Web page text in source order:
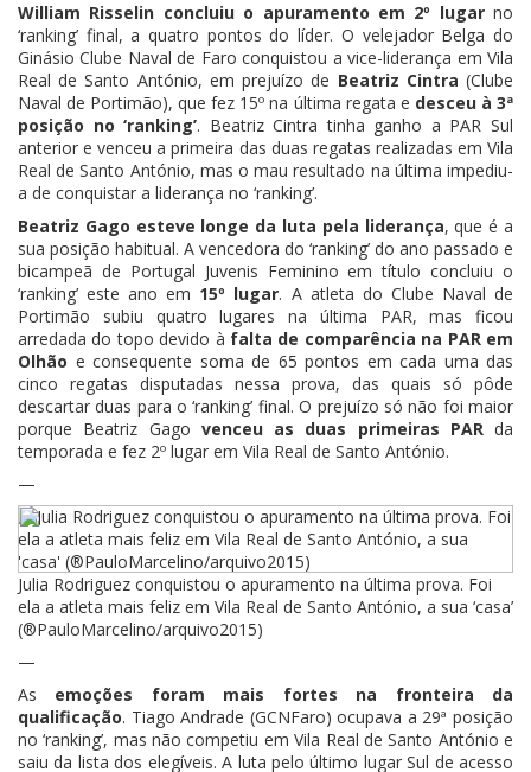
William Risselin concluiu o apuramento em 2º lugarno
‘ranking’ final, a quatro pontos do líder. O velejador Belga do
Ginásio Clube Naval de Faro conquistou a vice-liderança em Vila
Real de Santo António, em prejuízo de Beatriz Cintra (Clube
Naval de Portimão), que fez 15º na última regata e desceu à 3ª
posição no ‘ranking’. Beatriz Cintra tinha ganho a PAR Sul
anterior e venceu a primeira das duas regatas realizadas em Vila
Real de Santo António, mas o mau resultado na última impediu-
a de conquistar a liderança no ‘ranking’.
Beatriz Gago esteve longe da luta pela liderança, que é a
sua posição habitual. A vencedora do ‘ranking’ do ano passado e
bicampeã de Portugal Juvenis Feminino em título concluiu o
‘ranking’ este ano em 15º lugar. A atleta do Clube Naval de
Portimão subiu quatro lugares na última PAR, mas ficou
arredada do topo devido à falta de comparência na PAR em
Olhão e consequente soma de 65 pontos em cada uma das
cinco regatas disputadas nessa prova, das quais só pôde
descartar duas para o ‘ranking’ final. O prejuízo só não foi maior
porque Beatriz Gago venceu as duas primeiras PARda
temporada e fez 2º lugar em Vila Real de Santo António.
—
Julia Rodriguez conquistou o apuramento na última prova. Foi
ela a atleta mais feliz em Vila Real de Santo António, a sua ‘casa’
(®PauloMarcelino/arquivo2015)
—
As emoções foram mais fortes na fronteira da
qualificação. Tiago Andrade (GCNFaro) ocupava a 29ª posição
no ‘ranking’, mas não competiu em Vila Real de Santo António e
saiu da lista dos elegíveis. A luta pelo último lugar Sul de acesso